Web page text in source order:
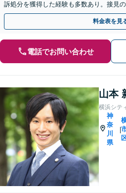
訴処分を獲得した経験も多数あり。接見
です【夜間・休日面談】【電話相談】【
料金表を見
電話でお問い合わせ
山本
横浜シテ
神
奈
川
県
|